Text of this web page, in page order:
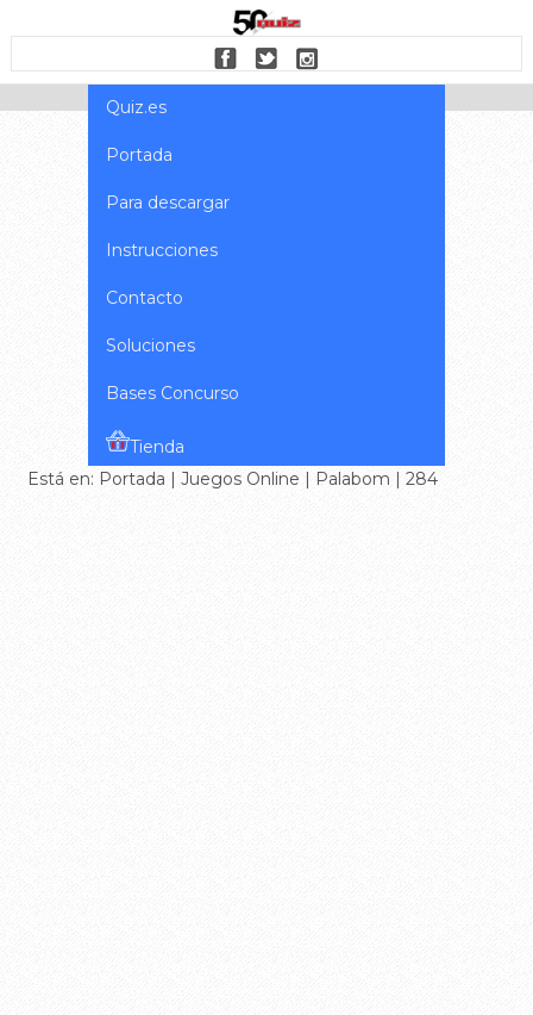
Quiz.es
Portada
Para descargar
Instrucciones
Contacto
Soluciones
Bases Concurso
Tienda
Está en: Portada | Juegos Online | Palabom | 284